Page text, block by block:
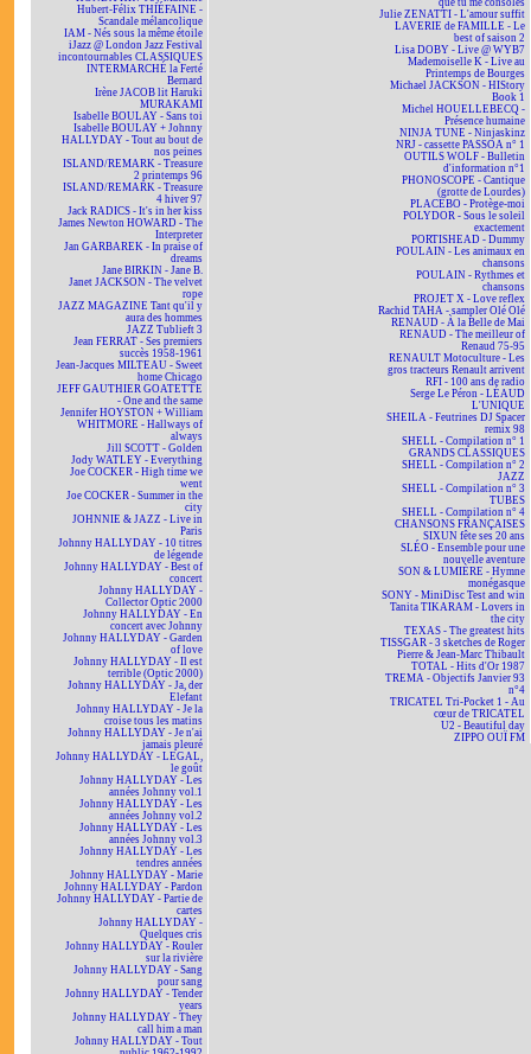
Hubert-Félix THIÉFAINE -
Scandale mélancolique
IAM - Nés sous la même étoile
iJazz @ London Jazz Festival
incontournables CLASSIQUES
INTERMARCHÉ la Ferté
Bernard
Irène JACOB lit Haruki
MURAKAMI
Isabelle BOULAY - Sans toi
Isabelle BOULAY + Johnny
HALLYDAY - Tout au bout de
nos peines
ISLAND/REMARK - Treasure
2 printemps 96
ISLAND/REMARK - Treasure
4 hiver 97
Jack RADICS - It's in her kiss
James Newton HOWARD - The
Interpreter
Jan GARBAREK - In praise of
dreams
Jane BIRKIN - Jane B.
Janet JACKSON - The velvet
rope
JAZZ MAGAZINE Tant qu'il y
aura des hommes
JAZZ Tublieft 3
Jean FERRAT - Ses premiers
succès 1958-1961
Jean-Jacques MILTEAU - Sweet
home Chicago
JEFF GAUTHIER GOATETTE
- One and the same
Jennifer HOYSTON + William
WHITMORE - Hallways of
always
Jill SCOTT - Golden
Jody WATLEY - Everything
Joe COCKER - High time we
went
Joe COCKER - Summer in the
city
JOHNNIE & JAZZ - Live in
Paris
Johnny HALLYDAY - 10 titres
de légende
Johnny HALLYDAY - Best of
concert
Johnny HALLYDAY -
Collector Optic 2000
Johnny HALLYDAY - En
concert avec Johnny
Johnny HALLYDAY - Garden
of love
Johnny HALLYDAY - Il est
terrible (Optic 2000)
Johnny HALLYDAY - Ja, der
Elefant
Johnny HALLYDAY - Je la
croise tous les matins
Johnny HALLYDAY - Je n'ai
jamais pleuré
Johnny HALLYDAY - LEGAL,
le goût
Johnny HALLYDAY - Les
années Johnny vol.1
Johnny HALLYDAY - Les
années Johnny vol.2
Johnny HALLYDAY - Les
années Johnny vol.3
Johnny HALLYDAY - Les
tendres années
Johnny HALLYDAY - Marie
Johnny HALLYDAY - Pardon
Johnny HALLYDAY - Partie de
cartes
Johnny HALLYDAY -
Quelques cris
Johnny HALLYDAY - Rouler
sur la rivière
Johnny HALLYDAY - Sang
pour sang
Johnny HALLYDAY - Tender
years
Johnny HALLYDAY - They
call him a man
Johnny HALLYDAY - Tout
que tu me consoles
Julie ZENATTI - L'amour suffit
LAVERIE de FAMILLE - Le
best of saison 2
Lisa DOBY - Live @ WYB7
Mademoiselle K - Live au
Printemps de Bourges
Michael JACKSON - HIStory
Book 1
Michel HOUELLEBECQ -
Présence humaine
NINJA TUNE - Ninjaskinz
NRJ - cassette PASSOA n° 1
OUTILS WOLF - Bulletin
d'information n°1
PHONOSCOPE - Cantique
(grotte de Lourdes)
PLACEBO - Protège-moi
POLYDOR - Sous le soleil
exactement
PORTISHEAD - Dummy
POULAIN - Les animaux en
chansons
POULAIN - Rythmes et
chansons
PROJET X - Love reflex
Rachid TAHA - sampler Olé Olé
RENAUD - À la Belle de Mai
RENAUD - The meilleur of
Renaud 75-95
RENAULT Motoculture - Les
gros tracteurs Renault arrivent
RFI - 100 ans de radio
Serge Le Péron - LÉAUD
L'UNIQUE
SHEILA - Feutrines DJ Spacer
remix 98
SHELL - Compilation n° 1
GRANDS CLASSIQUES
SHELL - Compilation n° 2
JAZZ
SHELL - Compilation n° 3
TUBES
SHELL - Compilation n° 4
CHANSONS FRANÇAISES
SIXUN fête ses 20 ans
SLÉO - Ensemble pour une
nouvelle aventure
SON & LUMIÈRE - Hymne
monégasque
SONY - MiniDisc Test and win
Tanita TIKARAM - Lovers in
the city
TEXAS - The greatest hits
TISSGAR - 3 sketches de Roger
Pierre & Jean-Marc Thibault
TOTAL - Hits d'Or 1987
TREMA - Objectifs Janvier 93
n°4
TRICATEL Tri-Pocket 1 - Au
cœur de TRICATEL
U2 - Beautiful day
ZIPPO OUÏ FM